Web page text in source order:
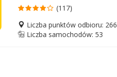
(117)
Liczba punktów odbioru: 266
Liczba samochodów: 53